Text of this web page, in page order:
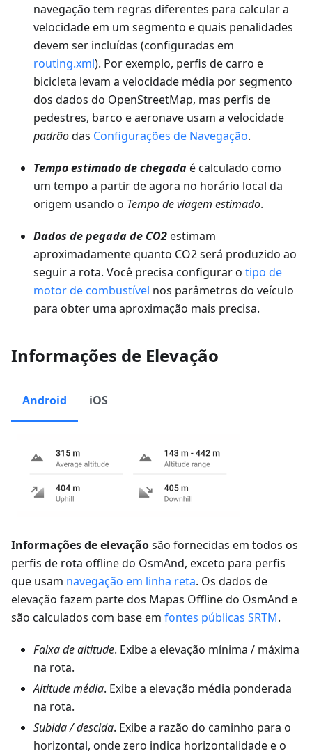
navegação tem regras diferentes para calcular a
velocidade em um segmento e quais penalidades
devem ser incluídas (configuradas em
routing.xml). Por exemplo, perfis de carro e
bicicleta levam a velocidade média por segmento
dos dados do OpenStreetMap, mas perfis de
pedestres, barco e aeronave usam a velocidade
padrãodas Configurações de Navegação.
Tempo estimado de chegadaé calculado como
um tempo a partir de agora no horário local da
origem usando o Tempo de viagem estimado.
Dados de pegada de CO2estimam
aproximadamente quanto CO2 será produzido ao
seguir a rota. Você precisa configurar o tipo de
motor de combustível nos parâmetros do veículo
para obter uma aproximação mais precisa.
Informações de Elevação
Android iOS
Informações de elevaçãosão fornecidas em todos os
perfis de rota offline do OsmAnd, exceto para perfis
que usam navegação em linha reta. Os dados de
elevação fazem parte dos Mapas Offline do OsmAnd e
são calculados com base em fontes públicas SRTM.
Faixa de altitude. Exibe a elevação mínima / máxima
na rota.
Altitude média. Exibe a elevação média ponderada
na rota.
Subida / descida. Exibe a razão do caminho para o
horizontal, onde zero indica horizontalidade e o